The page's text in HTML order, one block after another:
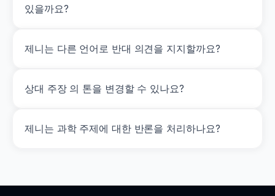
있을까요?
제니는 다른 언어로 반대 의견을 지지할까요?
상대 주장 의 톤을 변경할 수 있나요?
제니는 과학 주제에 대한 반론을 처리하나요?